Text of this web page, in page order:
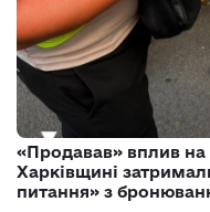
«Продавав» вплив
Харківщині
питання» з